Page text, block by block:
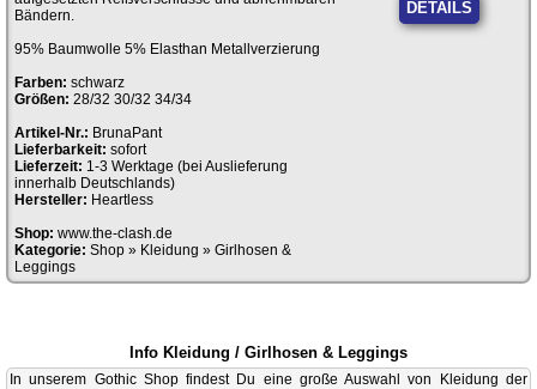
Bändern.
95% Baumwolle 5% Elasthan Metallverzierung
Farben: schwarz
Größen: 28/32 30/32 34/34
Artikel-Nr.: BrunaPant
Lieferbarkeit: sofort
Lieferzeit: 1-3 Werktage (bei Auslieferung
innerhalb Deutschlands)
Hersteller: Heartless
Shop: www.the-clash.de
Kategorie: Shop » Kleidung » Girlhosen &
Leggings
DETAILS
Info Kleidung / Girlhosen & Leggings
In unserem Gothic Shop findest Du eine große Auswahl von Kleidung der